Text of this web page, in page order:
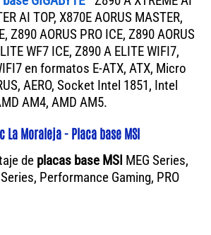
AI TOP, X870E AORUS MASTER,
Z890 AORUS PRO ICE, Z890 AORUS
WF7 ICE, Z890 A ELITE WIFI7,
en formatos E-ATX, ATX, Micro
AERO, Socket Intel 1851, Intel
AM4, AMD AM5.
Moraleja - Placa base MSI
de placas base MSI MEG Series,
Performance Gaming, PRO